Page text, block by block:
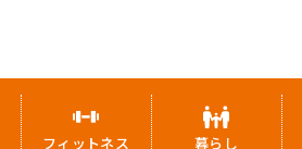
フィットネス 暮らし